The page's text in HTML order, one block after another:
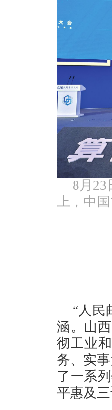
8月23
上，中
“人民
涵。山
彻工业
务、实
了一系
平惠及三